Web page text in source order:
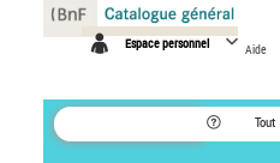
Espace personnel Aide
Tout
Panneau de gestion des cookies